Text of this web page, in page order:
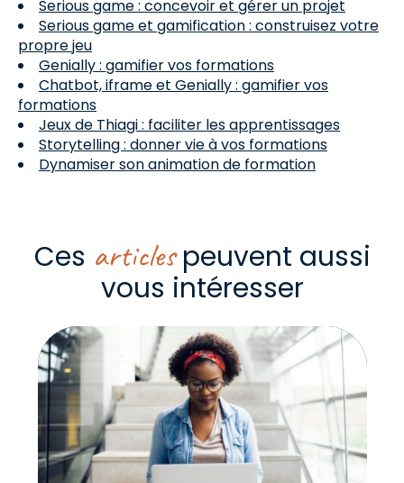
Serious game : concevoir et gérer un projet
Serious game et gamification : construisez votre
propre jeu
Genially : gamifier vos formations
Chatbot, iframe et Genially : gamifier vos
formations
Jeux de Thiagi : faciliter les apprentissages
Storytelling : donner vie à vos formations
Dynamiser son animation de formation
Ces articlespeuvent aussi
vous intéresser